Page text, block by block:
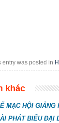
entry was posted in
khác
MẠC HỘI GIẢNG
PHÁT BIỂU ĐẠI